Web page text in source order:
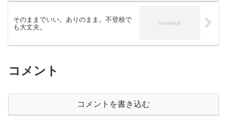
そのままでいい。ありのまま。不登校で
も大丈夫。
コメント
コメントを書き込む